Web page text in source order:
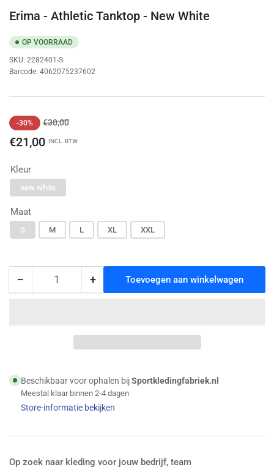
Erima - Athletic Tanktop - New White
OP VOORRAAD
SKU: 2282401-S
Barcode: 4062075237602
Normale
prijs
-30% €30,00Aanbiedingsprijs
€21,00 INCL. BTW
Kleur
new white
Maat
S M L XL XXL
− Hoeveelheid
New
White
Hoeveelheid +Hoeveelheid
Athletic
Tanktop
New
White
verhogen
Toevoegen aan winkelwagen
Beschikbaar voor ophalen bijSportkledingfabriek.nl
Meestal klaar binnen 2-4 dagen
Store-informatie bekijken
Op zoek naar kleding voor jouw bedrijf, team